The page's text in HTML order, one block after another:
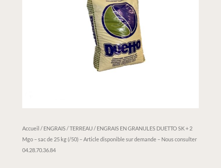
Accueil / ENGRAIS / TERREAU / ENGRAIS EN GRANULES DUETTO SK + 2
Mgo – sac de 25 kg (/50) – Article disponible sur demande – Nous consulter
04.28.70.36.84